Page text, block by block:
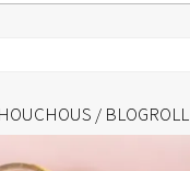
/ BLOGROLL